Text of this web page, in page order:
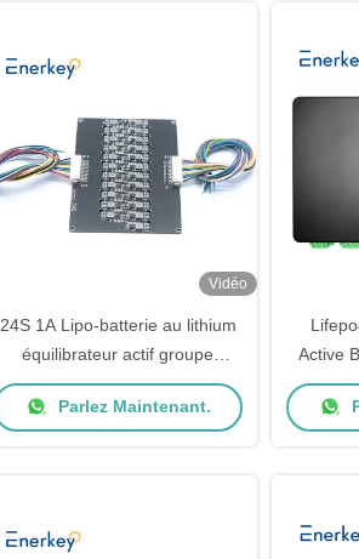
Vidéo
24S 1A Lipo-batterie au lithium
équilibrateur actif groupe
équilibrateur de transfert
d'énergie
Parlez Maintenant.
Active
Pour